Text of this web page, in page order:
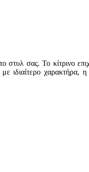
στυλ σας. Το κίτρινο
ιδιαίτερο χαρακτήρα,